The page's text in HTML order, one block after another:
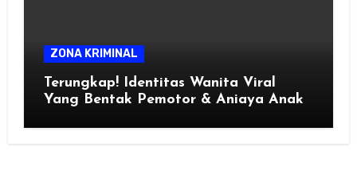
ZONA KRIMINAL
Terungkap! Identitas Wanita Viral
Yang Bentak Pemotor & Aniaya Anak